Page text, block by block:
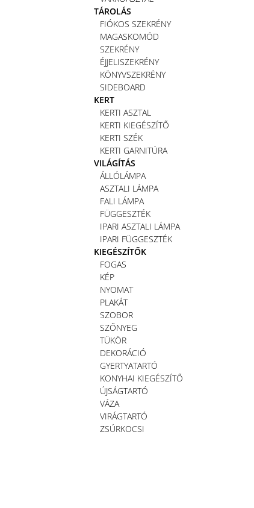
TÁROLÁS
FIÓKOS SZEKRÉNY
MAGASKOMÓD
SZEKRÉNY
ÉJJELISZEKRÉNY
KÖNYVSZEKRÉNY
SIDEBOARD
KERT
KERTI ASZTAL
KERTI KIEGÉSZÍTŐ
KERTI SZÉK
KERTI GARNITÚRA
VILÁGÍTÁS
ÁLLÓLÁMPA
ASZTALI LÁMPA
FALI LÁMPA
FÜGGESZTÉK
IPARI ASZTALI LÁMPA
IPARI FÜGGESZTÉK
KIEGÉSZÍTŐK
FOGAS
KÉP
NYOMAT
PLAKÁT
SZOBOR
SZŐNYEG
TÜKÖR
DEKORÁCIÓ
GYERTYATARTÓ
KONYHAI KIEGÉSZÍTŐ
ÚJSÁGTARTÓ
VÁZA
VIRÁGTARTÓ
ZSÚRKOCSI